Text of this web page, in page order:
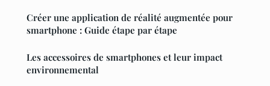
Créer une application de réalité augmentée pour
smartphone : Guide étape par étape
Les accessoires de smartphones et leur impact
environnemental